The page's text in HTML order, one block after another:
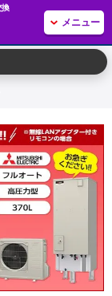
換
メニュー